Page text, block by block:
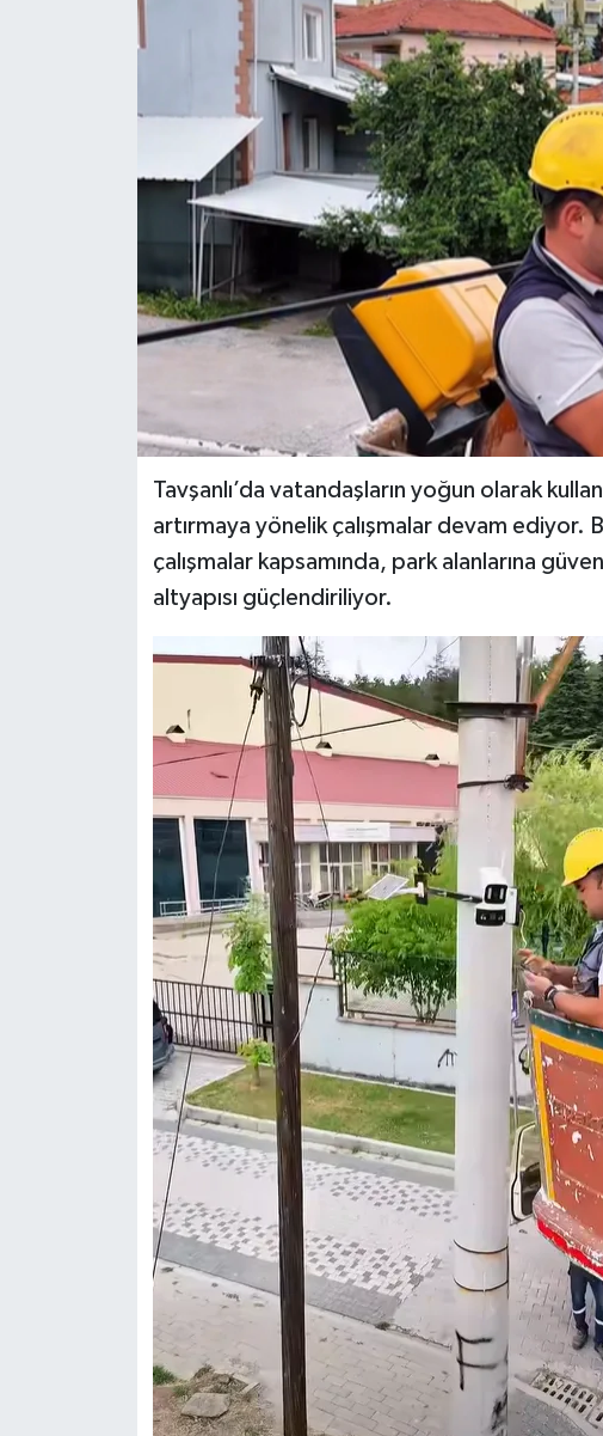
Tavşanlı’da vatandaşların yoğun olarak
artırmaya yönelik çalışmalar devam ediyor.
çalışmalar kapsamında, park alanlarına
altyapısı güçlendiriliyor.
Resmi İlanlar
Seri İlan
Teknoloji
Vefat Haberleri